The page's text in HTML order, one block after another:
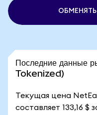
ОБМЕНЯТЬ
Последние данные
Tokenized)
Текущая цена
составляет 133,16 $